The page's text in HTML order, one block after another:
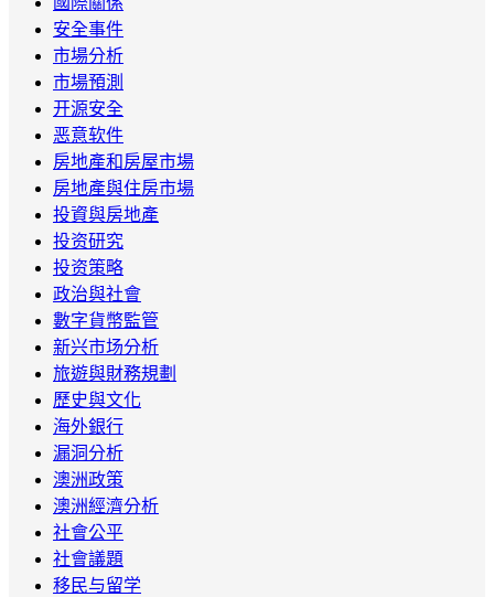
安全事件
市場分析
市場預測
开源安全
恶意软件
房地產和房屋市場
房地產與住房市場
投資與房地產
投资研究
投资策略
政治與社會
數字貨幣監管
新兴市场分析
旅遊與財務規劃
歷史與文化
海外銀行
漏洞分析
澳洲政策
澳洲經濟分析
社會公平
社會議題
移民与留学